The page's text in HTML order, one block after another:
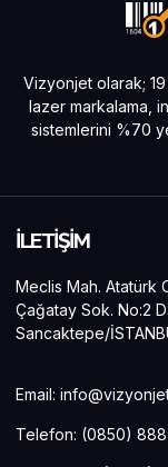
Vizyonjet olarak;
lazer markalama,
sistemlerini %70
İLETİŞİM
Meclis Mah. Atatürk
Çağatay Sok. No:2
Sancaktepe/
Email:
Telefon: (0850)